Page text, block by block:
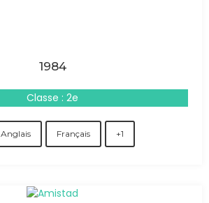
1984
Classe : 2e
Anglais Français +1